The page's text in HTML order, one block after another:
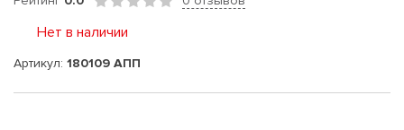
Нет в наличии
Артикул: 180109 АПП